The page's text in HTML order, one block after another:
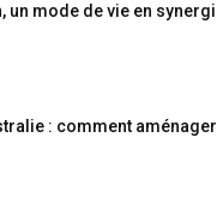
un mode de vie en
: comment aménager